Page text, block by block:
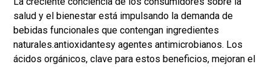
salud y el bienestar está impulsando la demanda de
bebidas funcionales que contengan ingredientes
naturales.antioxidantesy agentes antimicrobianos. Los
ácidos orgánicos, clave para estos beneficios, mejoran el